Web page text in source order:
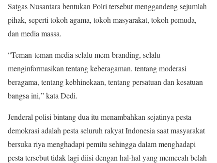
Satgas Nusantara bentukan Polri tersebut menggandeng sejumlah
pihak, seperti tokoh agama, tokoh masyarakat, tokoh pemuda,
dan media massa.
“Teman-teman media selalu mem-branding, selalu
menginformasikan tentang keberagaman, tentang moderasi
beragama, tentang kebhinekaan, tentang persatuan dan kesatuan
bangsa ini,” kata Dedi.
Jenderal polisi bintang dua itu menambahkan sejatinya pesta
demokrasi adalah pesta seluruh rakyat Indonesia saat masyarakat
bersuka riya menghadapi pemilu sehingga dalam menghadapi
pesta tersebut tidak lagi diisi dengan hal-hal yang memecah belah